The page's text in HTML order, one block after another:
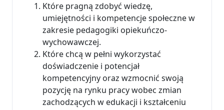
Które pragną zdobyć wiedzę,
umiejętności i kompetencje społeczne w
zakresie pedagogiki opiekuńczo-
wychowawczej.
Które chcą w pełni wykorzystać
doświadczenie i potencjał
kompetencyjny oraz wzmocnić swoją
pozycję na rynku pracy wobec zmian
zachodzących w edukacji i kształceniu